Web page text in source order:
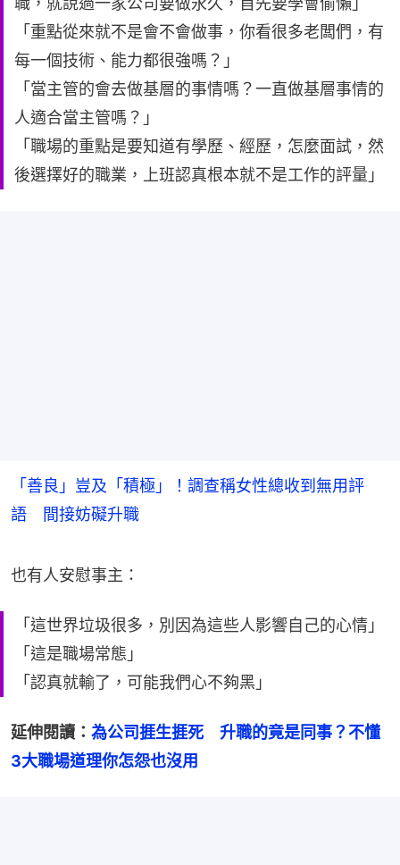
「重點從來就不是會不會做事，你看很多老闆們，有
每一個技術、能力都很強嗎？」
「當主管的會去做基層的事情嗎？一直做基層事情的
人適合當主管嗎？」
「職場的重點是要知道有學歷、經歷，怎麼面試，然
後選擇好的職業，上班認真根本就不是工作的評量」
「善良」豈及「積極」！調查稱女性總收到無用評
語 間接妨礙升職
也有人安慰事主：
「這世界垃圾很多，別因為這些人影響自己的心情」
「這是職場常態」
「認真就輸了，可能我們心不夠黑」
延伸閱讀： 為公司捱生捱死　升職的竟是同事？不懂
3大職場道理你怎怨也沒用